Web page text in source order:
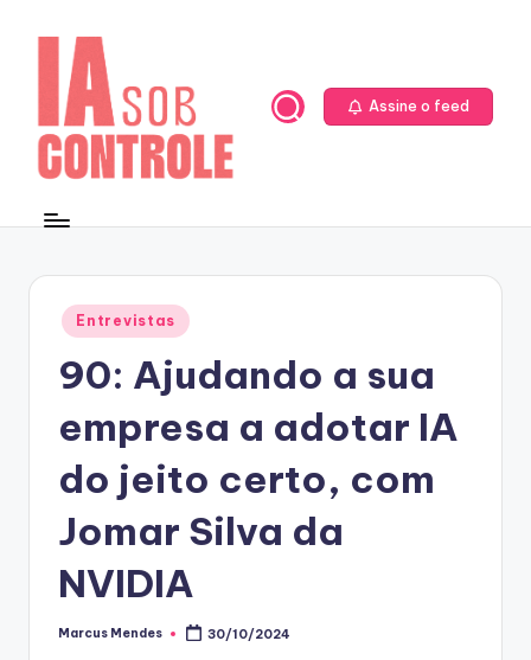
Assine o feed
Posted
in
Entrevistas
90: Ajudando a sua
empresa a adotar IA
do jeito certo, com
Jomar Silva da
NVIDIA
Posted
Marcus Mendes 30/10/2024